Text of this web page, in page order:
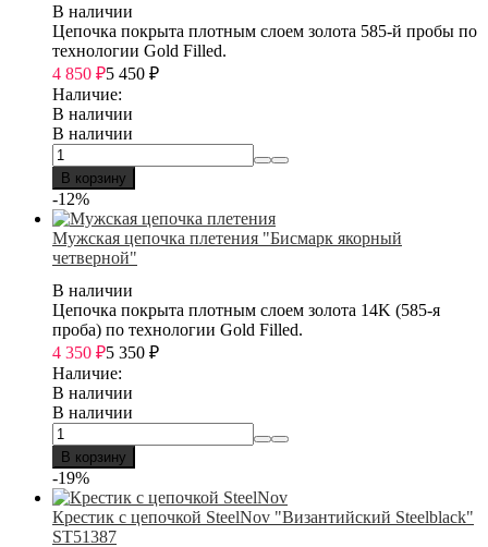
В наличии
Цепочка покрыта плотным слоем золота 585-й пробы по
технологии Gold Filled.
4 850 ₽5 450 ₽
Наличие:
В наличии
В наличии
В корзину
-12%
Мужская цепочка плетения "Бисмарк якорный
четверной"
В наличии
Цепочка покрыта плотным слоем золота 14K (585-я
проба) по технологии Gold Filled.
4 350 ₽5 350 ₽
Наличие:
В наличии
В наличии
В корзину
-19%
Крестик с цепочкой SteelNov "Византийский Steelblack"
ST51387